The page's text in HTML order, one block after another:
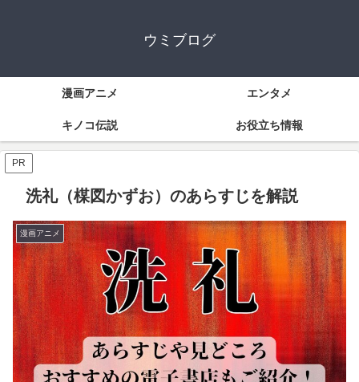
ウミブログ
漫画アニメ エンタメ
キノコ伝説 お役立ち情報
PR
洗礼（楳図かずお）のあらすじを解説
漫画アニメ